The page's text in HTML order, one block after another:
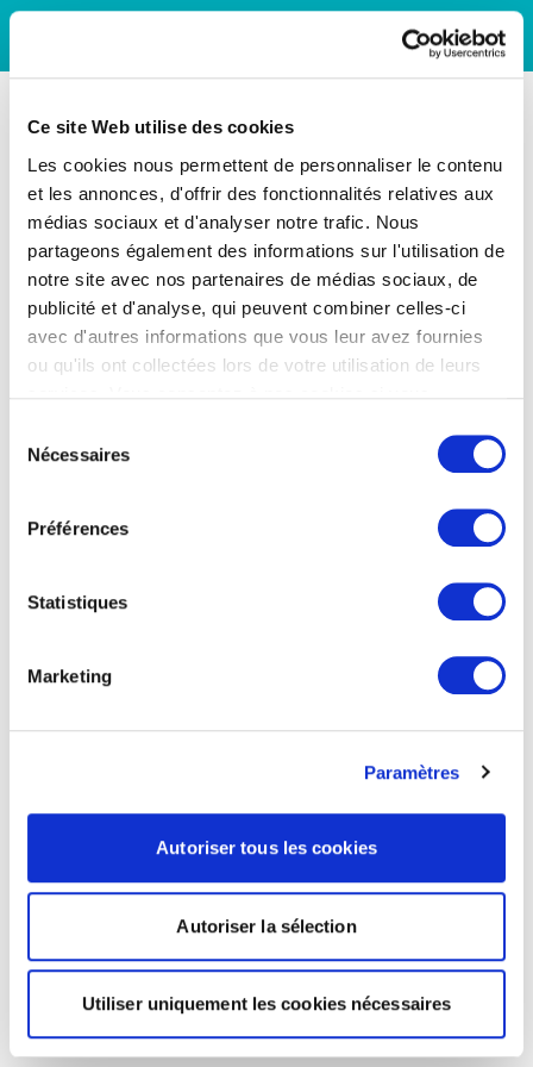
Ce site Web utilise des cookies
Les cookies nous permettent de personnaliser le contenu
et les annonces, d'offrir des fonctionnalités relatives aux
médias sociaux et d'analyser notre trafic. Nous
partageons également des informations sur l'utilisation de
notre site avec nos partenaires de médias sociaux, de
publicité et d'analyse, qui peuvent combiner celles-ci
avec d'autres informations que vous leur avez fournies
ou qu'ils ont collectées lors de votre utilisation de leurs
Nécessaires
Préférences
Statistiques
Marketing
Paramètres
Autoriser tous les cookies
Autoriser la sélection
Utiliser uniquement les cookies nécessaires